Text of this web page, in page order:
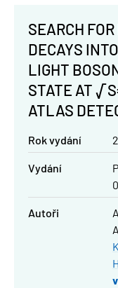
SEARCH
DECAYS
LIGHT
STATE AT
ATLAS
Rok vydání
Vydání
Autoři
K.